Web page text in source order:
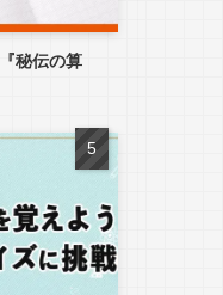
秘伝の算